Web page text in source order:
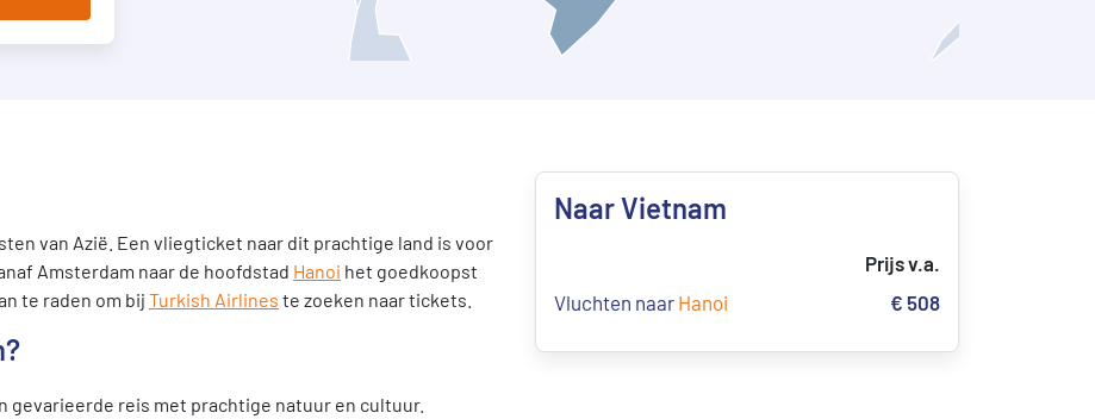
van Azië. Een vliegticket naar dit prachtige land is voor
Amsterdam naar de hoofdstad Hanoi het goedkoopst
te raden om bij Turkish Airlines te zoeken naar tickets.
gevarieerde reis met prachtige natuur en cultuur.
Naar Vietnam
Prijs v.a.
Vluchten naar Hanoi € 508